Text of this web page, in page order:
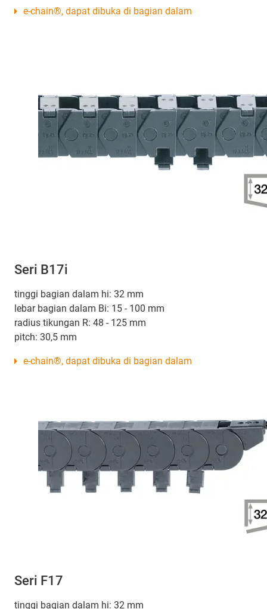
e-chain®, dapat dibuka di bagian dalam
Seri B17i
tinggi bagian dalam hi: 32 mm
lebar bagian dalam Bi: 15 - 100 mm
radius tikungan R: 48 - 125 mm
pitch: 30,5 mm
e-chain®, dapat dibuka di bagian dalam
Seri F17
tinggi bagian dalam hi: 32 mm